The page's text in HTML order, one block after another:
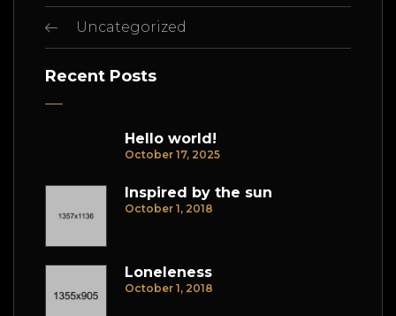
Uncategorized
Recent Posts
Hello world!
October 17, 2025
Inspired by the sun
October 1, 2018
Loneleness
October 1, 2018